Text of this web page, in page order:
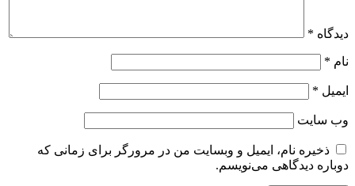
دیدگاه *
نام *
ایمیل *
وب‌ سایت
ذخیره نام، ایمیل و وبسایت من در مرورگر برای زمانی که
دوباره دیدگاهی می‌نویسم.